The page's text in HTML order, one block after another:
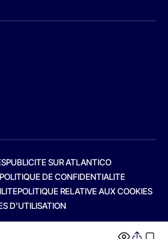
PUBLICITE SUR ATLANTICO
POLITIQUE DE CONFIDENTIALITE
POLITIQUE RELATIVE AUX COOKIES
D’UTILISATION